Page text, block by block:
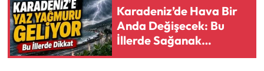
Karadeniz’de Hava Bir
Anda Değişecek: Bu
İllerde Sağanak
Bekleniyor
Sağlık
Turizm